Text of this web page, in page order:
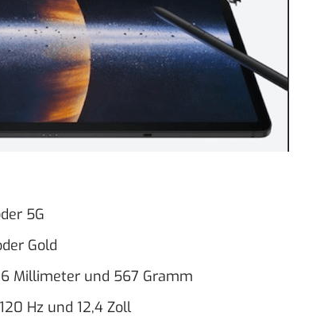
5G
Gold
Millimeter und 567 Gramm
Hz und 12,4 Zoll